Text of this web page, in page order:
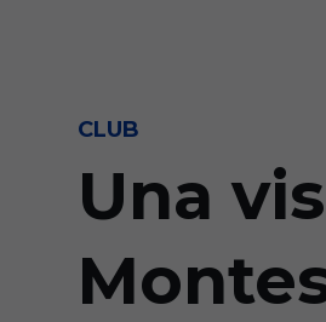
CLUB
Una